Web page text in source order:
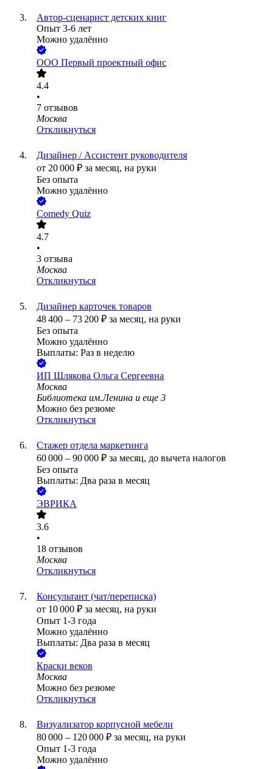
Автор-сценарист детских книг
Опыт 3-6 лет
Можно удалённо
ООО Первый проектный офис
4.4
•
7 отзывов
Москва
Откликнуться
Дизайнер / Ассистент руководителя
от 20 000 ₽ за месяц, на руки
Без опыта
Можно удалённо
Comedy Quiz
4.7
•
3 отзыва
Москва
Откликнуться
Дизайнер карточек товаров
48 400 – 73 200 ₽ за месяц, на руки
Без опыта
Можно удалённо
Выплаты: Раз в неделю
ИП Шлякова Ольга Сергеевна
Москва
Библиотека им.Ленина и еще 3
Можно без резюме
Откликнуться
Стажер отдела маркетинга
60 000 – 90 000 ₽ за месяц, до вычета налогов
Без опыта
Выплаты: Два раза в месяц
ЭВРИКА
3.6
•
18 отзывов
Москва
Откликнуться
Консультант (чат/переписка)
от 10 000 ₽ за месяц, на руки
Опыт 1-3 года
Можно удалённо
Выплаты: Два раза в месяц
Краски веков
Москва
Можно без резюме
Откликнуться
Визуализатор корпусной мебели
80 000 – 120 000 ₽ за месяц, на руки
Опыт 1-3 года
Можно удалённо